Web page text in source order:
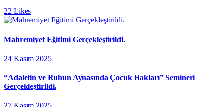
22 Likes
Mahremiyet Eğitimi Gerçekleştirildi.
24 Kasım 2025
“Adaletin ve Ruhun Aynasında Çocuk Hakları” Semineri
Gerçekleştirildi.